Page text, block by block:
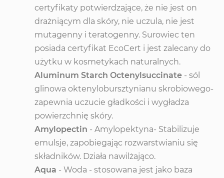
certyfikaty potwierdzające, że nie jest on
drażniącym dla skóry, nie uczula, nie jest
mutagenny i teratogenny. Surowiec ten
posiada certyfikat EcoCert i jest zalecany do
użytku w kosmetykach naturalnych.
Aluminum Starch Octenylsuccinate - sól
glinowa oktenylobursztynianu skrobiowego-
zapewnia uczucie gładkości i wygładza
powierzchnię skóry.
Amylopectin - Amylopektyna- Stabilizuje
emulsje, zapobiegając rozwarstwianiu się
składników. Działa nawilżająco.
Aqua - Woda - stosowana jest jako baza